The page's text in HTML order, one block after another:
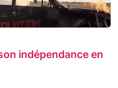
indépendance en